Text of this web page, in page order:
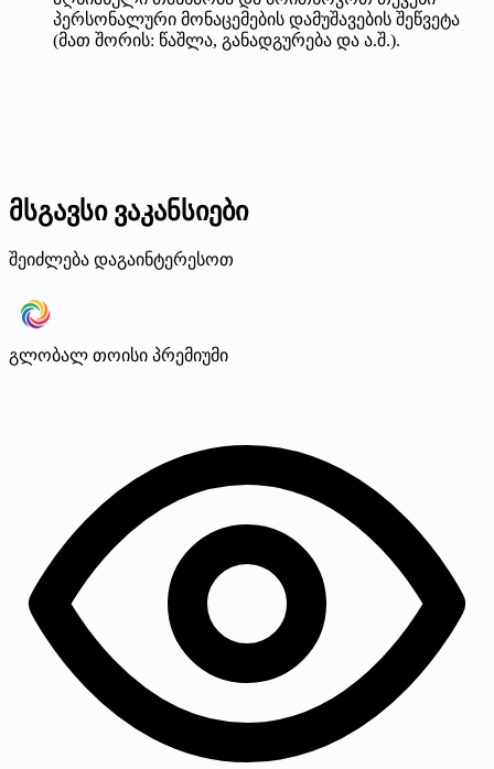
პერსონალური მონაცემების დამუშავების შეწვეტა
(მათ შორის: წაშლა, განადგურება და ა.შ.).
მსგავსი ვაკანსიები
შეიძლება დაგაინტერესოთ
გლობალ თოისი პრემიუმი